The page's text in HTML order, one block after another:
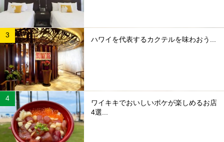
ハワイを代表するカクテルを味わおう...
ワイキキでおいしいポケが楽しめるお店
4選...